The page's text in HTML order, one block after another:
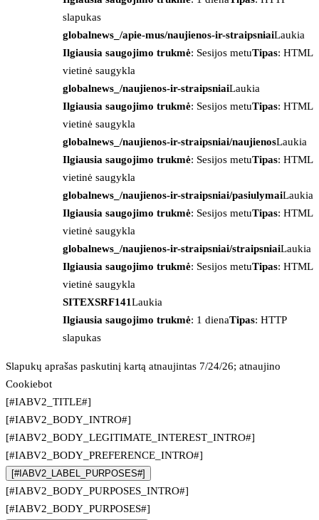
slapukas
globalnews_/apie-mus/naujienos-ir-straipsniaiLaukia
Ilgiausia saugojimo trukmė: Sesijos metuTipas: HTML
vietinė saugykla
globalnews_/naujienos-ir-straipsniaiLaukia
Ilgiausia saugojimo trukmė: Sesijos metuTipas: HTML
vietinė saugykla
globalnews_/naujienos-ir-straipsniai/naujienosLaukia
Ilgiausia saugojimo trukmė: Sesijos metuTipas: HTML
vietinė saugykla
globalnews_/naujienos-ir-straipsniai/pasiulymaiLaukia
Ilgiausia saugojimo trukmė: Sesijos metuTipas: HTML
vietinė saugykla
globalnews_/naujienos-ir-straipsniai/straipsniaiLaukia
Ilgiausia saugojimo trukmė: Sesijos metuTipas: HTML
vietinė saugykla
SITEXSRF141Laukia
Ilgiausia saugojimo trukmė: 1 dienaTipas: HTTP
slapukas
Slapukų aprašas paskutinį kartą atnaujintas 7/24/26; atnaujino
Cookiebot
[#IABV2_TITLE#]
[#IABV2_BODY_INTRO#]
[#IABV2_BODY_LEGITIMATE_INTEREST_INTRO#]
[#IABV2_BODY_PREFERENCE_INTRO#]
[#IABV2_LABEL_PURPOSES#]
[#IABV2_BODY_PURPOSES_INTRO#]
[#IABV2_BODY_PURPOSES#]